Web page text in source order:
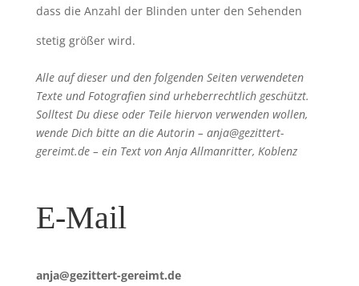
dass die Anzahl der Blinden unter den Sehenden
stetig größer wird.
Alle auf dieser und den folgenden Seiten verwendeten
Texte und Fotografien sind urheberrechtlich geschützt.
Solltest Du diese oder Teile hiervon verwenden wollen,
wende Dich bitte an die Autorin – anja@gezittert-
gereimt.de – ein Text von Anja Allmanritter, Koblenz
E-Mail
anja@gezittert-gereimt.de